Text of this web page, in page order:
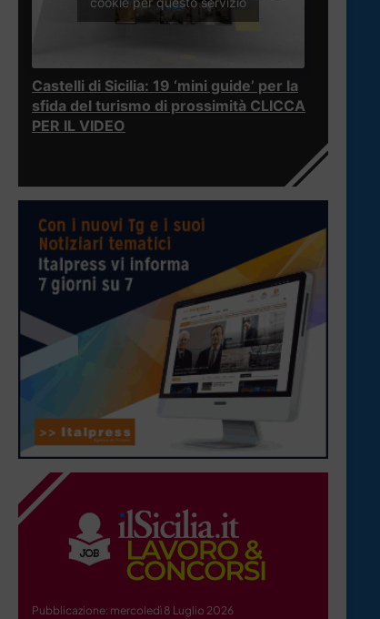
Castelli di Sicilia: 19 ‘mini guide’ per la
sfida del turismo di prossimità CLICCA
PER IL VIDEO
Pubblicazione: mercoledì 8 Luglio 2026